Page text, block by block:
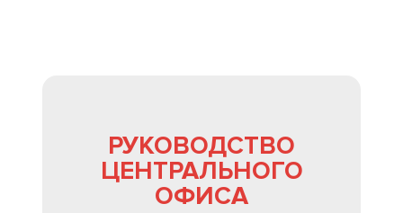
РУКОВОДСТВО
ЦЕНТРАЛЬНОГО
ОФИСА